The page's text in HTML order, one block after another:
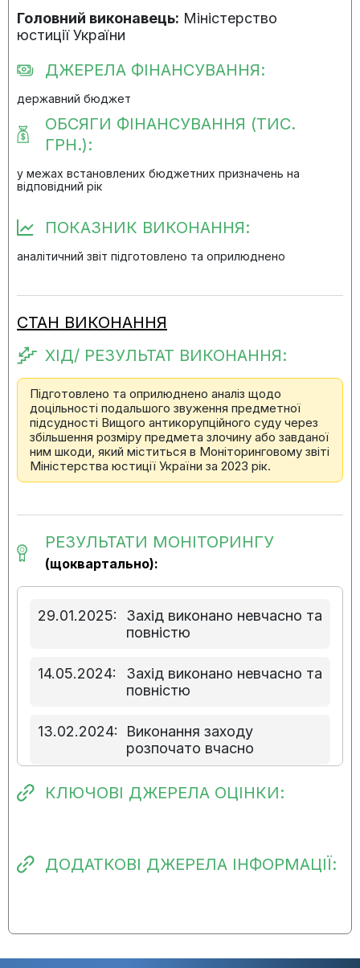
Головний виконавець: Міністерство
юстиції України
ДЖЕРЕЛА ФІНАНСУВАННЯ:
державний бюджет
ОБСЯГИ ФІНАНСУВАННЯ (ТИС.
ГРН.):
у межах встановлених бюджетних призначень на
відповідний рік
ПОКАЗНИК ВИКОНАННЯ:
аналітичний звіт підготовлено та оприлюднено
СТАН ВИКОНАННЯ
ХІД/ РЕЗУЛЬТАТ ВИКОНАННЯ:
Підготовлено та оприлюднено аналіз щодо
доцільності подальшого звуження предметної
підсудності Вищого антикорупційного суду через
збільшення розміру предмета злочину або завданої
ним шкоди, який міститься в Моніторинговому звіті
Міністерства юстиції України за 2023 рік.
РЕЗУЛЬТАТИ МОНІТОРИНГУ
(щоквартально):
29.01.2025:
Захід виконано невчасно та
повністю
14.05.2024:
Захід виконано невчасно та
повністю
13.02.2024:
Виконання заходу
розпочато вчасно
КЛЮЧОВІ ДЖЕРЕЛА ОЦІНКИ:
ДОДАТКОВІ ДЖЕРЕЛА ІНФОРМАЦІЇ: